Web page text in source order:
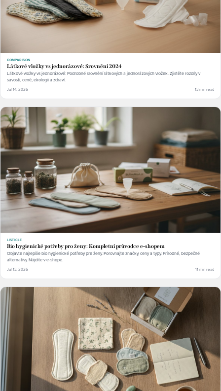
COMPARISON
Látkové vložky vs jednorázové: Srovnění 2024
Látkové vložky vs jednorázové: Podrobné srovnění látkových a jednorázových vložek. Zjistěte rozdíly v
savosti, ceně, ekologii a zdraví.
Jul 14, 2026 13 min read
LISTICLE
Bio hygienické potřeby pro ženy: Kompletní průvodce e-shopem
Objavte najlepšie bio hygienické potřeby pre ženy. Porovnajte značky, ceny a typy. Prírodné, bezpečné
alternatívy. Nájdite v e-shope.
Jul 13, 2026 11 min read